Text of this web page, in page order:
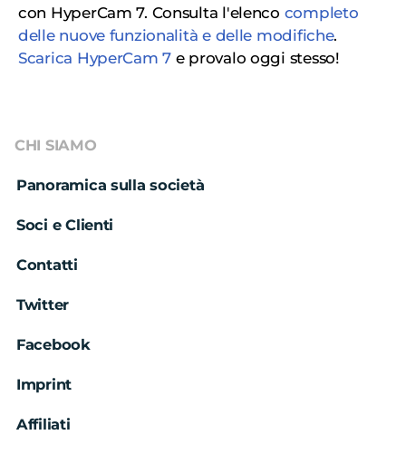
con HyperCam 7. Consulta l'elenco completo
delle nuove funzionalità e delle modifiche.
Scarica HyperCam 7 e provalo oggi stesso!
CHI SIAMO
Panoramica sulla società
Soci e Clienti
Contatti
Twitter
Facebook
Imprint
Affiliati